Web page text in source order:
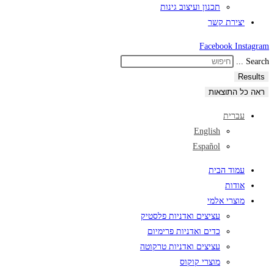
תכנון ועיצוב גינות
יצירת קשר
Facebook Instagram
Search ...
Results
ראה כל התוצאות
עברית
English
Español
עמוד הבית
אודות
מוצרי אלמי
עציצים ואדניות פלסטיק
כדים ואדניות פרימיום
עציצים ואדניות טרקוטה
מוצרי קוקוס